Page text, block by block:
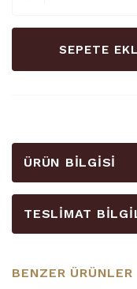
SEPETE
ÜRÜN BILGISI
TESLIMAT
BENZER ÜRÜNLER